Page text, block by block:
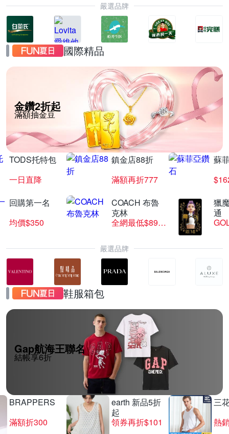
嚴選品牌
國際精品
金鑽2折起
滿額抽金豆
TODS托特包
一日直降
鎮金店88折
滿額再折777
蘇
回購第一名
均價$350
COACH 布魯
克林
全網最低$8999
獵
通
嚴選品牌
鞋服箱包
Gap航海王聯名
結帳享6折
BRAPPERS
滿額折300
earth 新品5折
起
領券再折$101
三
熱